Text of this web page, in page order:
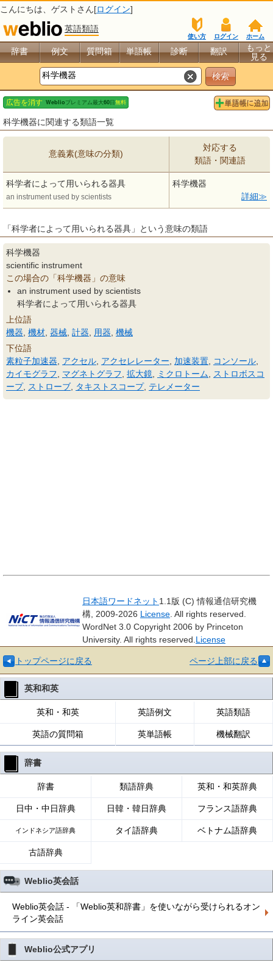
こんにちは、 ゲスト さん[ログイン]
英語類語
ホーム
ログイン
使い方
辞書 例文 質問箱 単語帳 診断 翻訳
もっと
見る
科学機器に関連する類語一覧
意義素(意味の分類)
対応する
類語・関連語
科学者によって用いられる器具
an instrument used by scientists
科学機器
詳細
「科学者によって用いられる器具」という意味の類語
科学機器
scientific instrument
この場合の「科学機器」の意味
an instrument used by scientists
科学者によって用いられる器具
上位語
機器 機材 器械 計器 用器 機械
下位語
素粒子加速器
アクセル アクセレレーター 加速装置 コンソール
カイモグラフ
マグネトグラフ 拡大鏡 ミクロトーム
ストロボスコ
ープ, ストローブ タキストスコープ, テレメーター
日本語ワードネット 1.1版 (C) 情報通信研究機
構, 2009-2026 License . All rights reserved.
WordNet 3.0 Copyright 2006 by Princeton
University. All rights reserved. License
トップページに戻る ページ上部に戻る
英和和英
英和・和英 英語例文 英語類語
英語の質問箱 英単語帳 機械翻訳
辞書
辞書 類語辞典 英和・和英辞典
日中・中日辞典 日韓・韓日辞典 フランス語辞典
インドネシア語辞典 タイ語辞典 ベトナム語辞典
古語辞典
Weblio英会話
Weblio英会話 - 「Weblio英和辞書」を使いながら受けられるオン
ライン英会話
Weblio公式アプリ